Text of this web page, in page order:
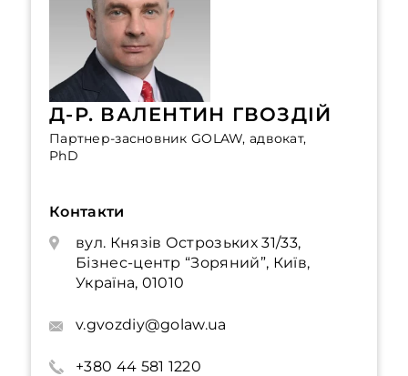
Д-Р. ВАЛЕНТИН ГВОЗДІЙ
Партнер-засновник GOLAW, адвокат,
PhD
Контакти
вул. Князів Острозьких 31/33,
Бізнес-центр “Зоряний”, Київ,
Україна, 01010
v.gvozdiy@golaw.ua
+380 44 581 1220